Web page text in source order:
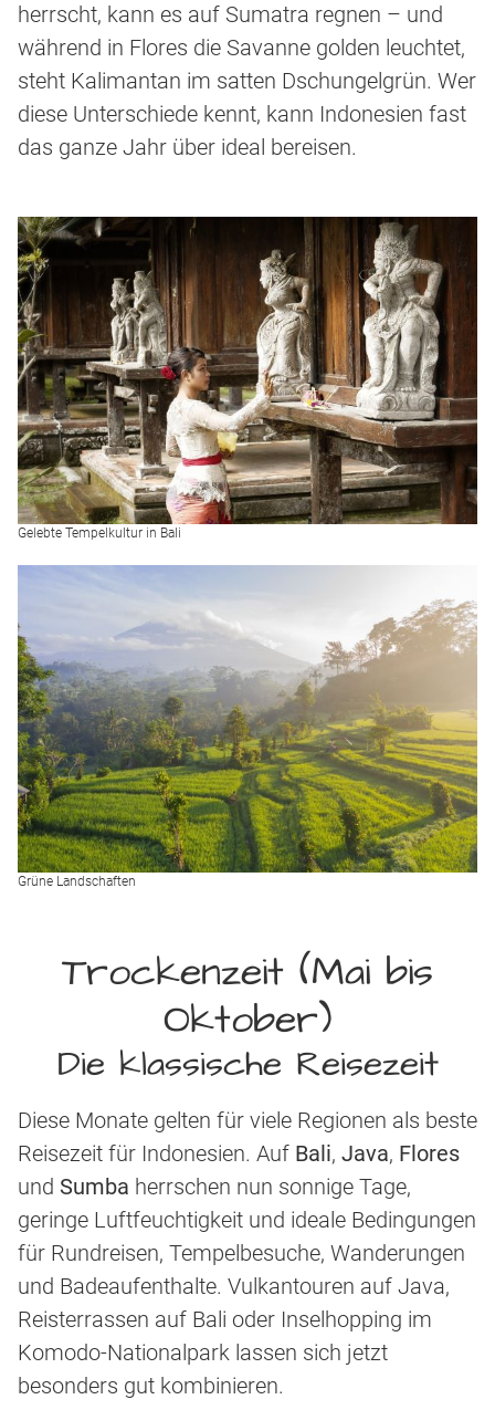
herrscht, kann es auf Sumatra regnen – und
während in Flores die Savanne golden leuchtet,
steht Kalimantan im satten Dschungelgrün. Wer
diese Unterschiede kennt, kann Indonesien fast
das ganze Jahr über ideal bereisen.
Gelebte Tempelkultur in Bali
Grüne Landschaften
Trockenzeit (Mai bis
Oktober)
Die klassische Reisezeit
Diese Monate gelten für viele Regionen als beste
Reisezeit für Indonesien. Auf Bali, Java, Flores
und Sumba herrschen nun sonnige Tage,
geringe Luftfeuchtigkeit und ideale Bedingungen
für Rundreisen, Tempelbesuche, Wanderungen
und Badeaufenthalte. Vulkantouren auf Java,
Reisterrassen auf Bali oder Inselhopping im
Komodo-Nationalpark lassen sich jetzt
besonders gut kombinieren.